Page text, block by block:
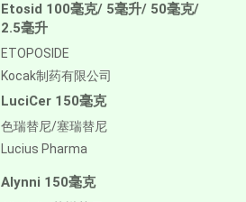
Etosid 100毫克/ 5毫升/ 50毫克/
2.5毫升
ETOPOSIDE
Kocak制药有限公司
LuciCer 150毫克
色瑞替尼/塞瑞替尼
Lucius Pharma
Alynni 150毫克